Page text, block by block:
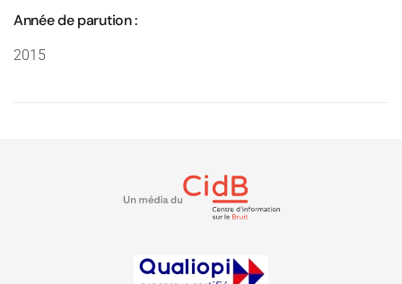
Année de parution :
2015